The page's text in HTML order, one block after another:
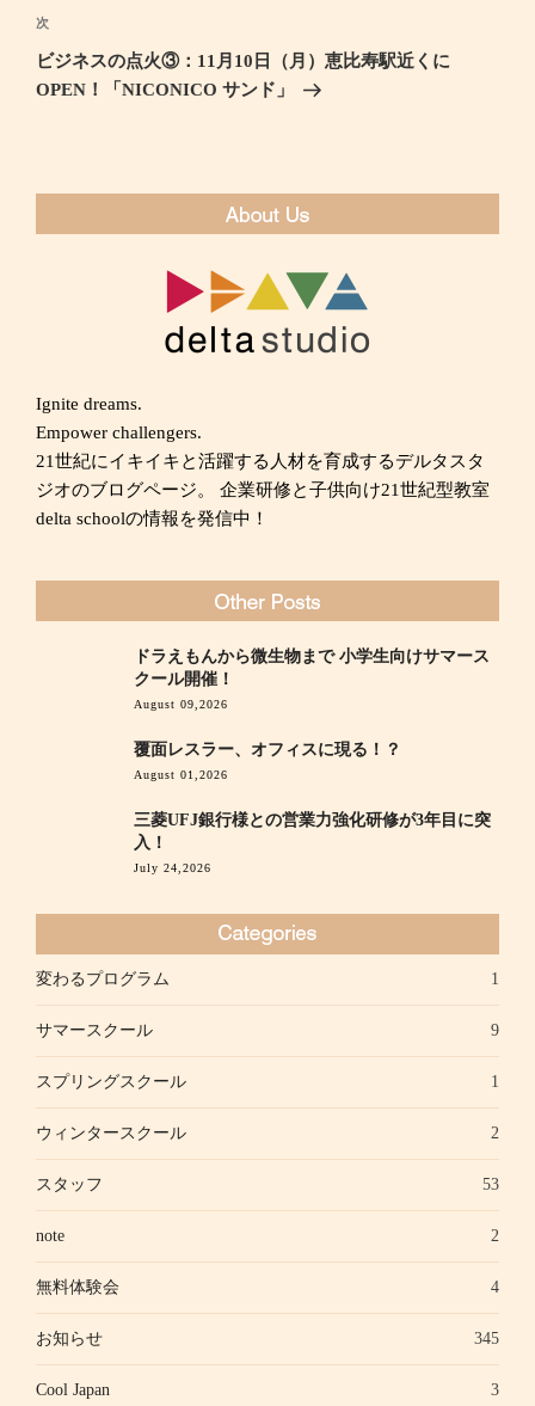
ビ
ゲ
ー
投
稿
次
の
投
次
ビジネスの点火③：11月10日（月）恵比寿駅近くに
OPEN！「NICONICO サンド」
Ignite dreams.
Empower challengers.
21世紀にイキイキと活躍する人材を育成するデルタスタ
ジオのブログページ。 企業研修と子供向け21世紀型教室
delta schoolの情報を発信中！
ドラえもんから微生物まで 小学生向けサマース
クール開催！
August 09,2026
覆面レスラー、オフィスに現る！？
August 01,2026
三菱UFJ銀行様との営業力強化研修が3年目に突
入！
July 24,2026
変わるプログラム 1
サマースクール 9
スプリングスクール 1
ウィンタースクール 2
スタッフ 53
note 2
無料体験会 4
お知らせ 345
Cool Japan 3